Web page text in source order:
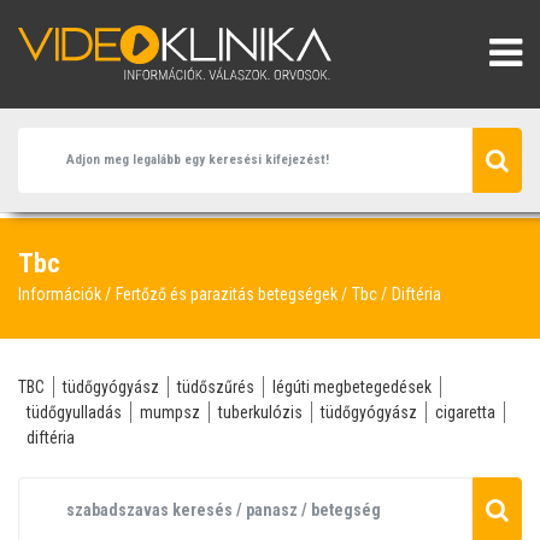
Tbc
Információk Fertőző és parazitás betegségek Tbc Diftéria
TBC tüdőgyógyász tüdőszűrés
légúti megbetegedések
tüdőgyulladás
mumpsz tuberkulózis tüdőgyógyász
cigaretta
diftéria